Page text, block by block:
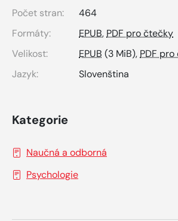
Počet stran:
464
Formáty:
EPUB, PDF pro čtečky
Velikost:
EPUB (3 MiB), PDF
Jazyk:
Slovenština
Kategorie
Naučná a odborná
Psychologie